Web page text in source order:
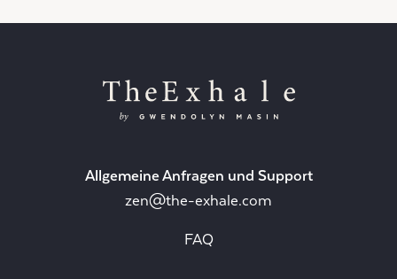
Allgemeine Anfragen und Support
zen@the-exhale.com
FAQ